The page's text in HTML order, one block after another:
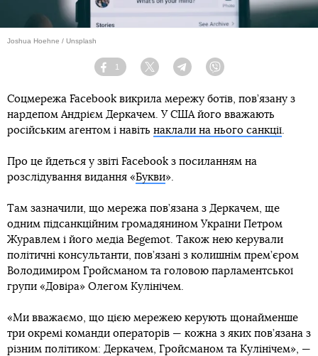
Joshua Hoehne / Unsplash
Facebook
1
Twitter TelegramViber
Соцмережа Facebook викрила мережу ботів, пов’язану з
нардепом Андрієм Деркачем. У США його вважають
російським агентом і навіть наклали на нього санкції
Про це йдеться у звіті Facebook з посиланням на
розслідування видання «Букви».
Там зазначили, що мережа пов’язана з Деркачем, ще
одним підсанкційним громадянином України Петром
Журавлем і його медіа Begemot. Також нею керували
політичні консультанти, пов’язані з колишнім прем’єром
Володимиром Гройсманом та головою парламентської
групи «Довіра» Олегом Кулінічем.
«Ми вважаємо, що цією мережею керують щонайменше
три окремі команди операторів — кожна з яких пов’язана з
різним політиком: Деркачем, Гройсманом та Кулінічем», —